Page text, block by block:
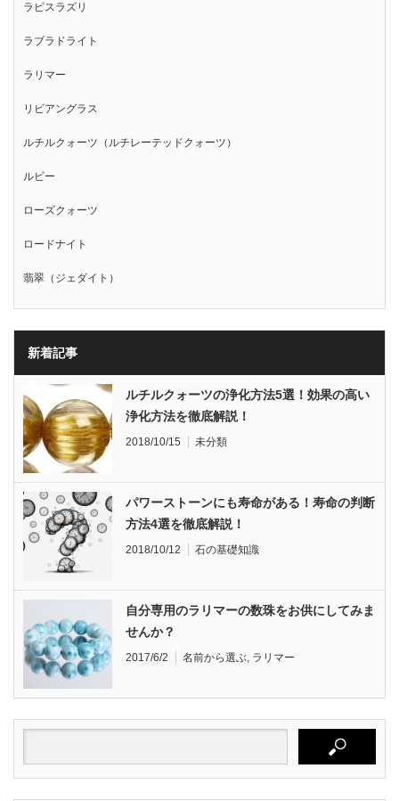
ラピスラズリ
ラブラドライト
ラリマー
リビアングラス
ルチルクォーツ（ルチレーテッドクォーツ）
ルビー
ローズクォーツ
ロードナイト
翡翠（ジェダイト）
新着記事
ルチルクォーツの浄化方法5選！効果の高い
浄化方法を徹底解説！
2018/10/15 未分類
パワーストーンにも寿命がある！寿命の判断
方法4選を徹底解説！
2018/10/12 石の基礎知識
自分専用のラリマーの数珠をお供にしてみま
せんか？
2017/6/2 名前から選ぶ, ラリマー